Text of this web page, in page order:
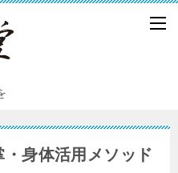
身体活用メソッド